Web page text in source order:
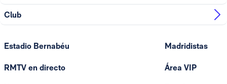
Club
Estadio Bernabéu
RMTV en directo
Madridistas
Área VIP